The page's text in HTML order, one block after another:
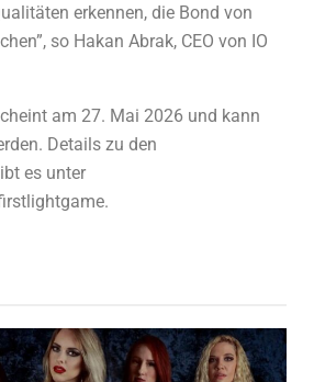
erkennen, die Bond von
so Hakan Abrak, CEO von IO
am 27. Mai 2026 und kann
Details zu den
es unter